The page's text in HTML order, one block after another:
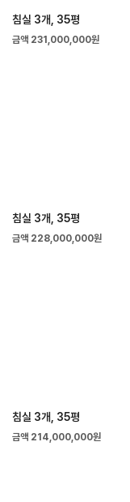
침실 3개, 35평
금액 231,000,000원
침실 3개, 35평
금액 228,000,000원
침실 3개, 35평
금액 214,000,000원